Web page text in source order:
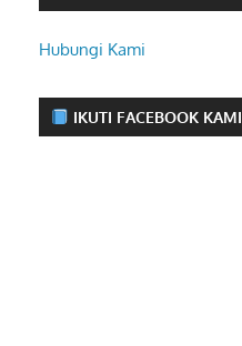
Hubungi Kami
IKUTI FACEBOOK KAMI